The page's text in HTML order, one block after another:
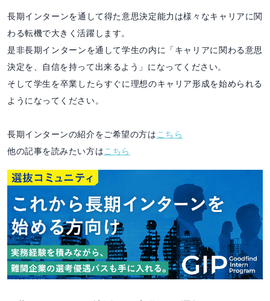
長期インターンを通して得た意思決定能力は様々なキャリアに関
わる転機で大きく活躍します。
是非長期インターンを通して学生の内に「キャリアに関わる意思
決定を、自信を持って出来るよう」になってください。
そして学生を卒業したらすぐに理想のキャリア形成を始められる
ようになってください。
長期インターンの紹介をご希望の方は こちら
他の記事を読みたい方はこちら